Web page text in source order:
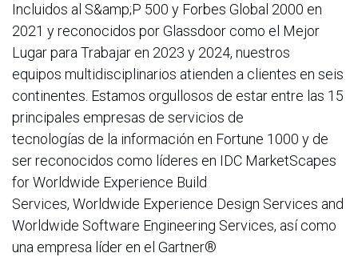
Incluidos al S&amp;P 500 y Forbes Global 2000 en
2021 y reconocidos por Glassdoor como el Mejor
Lugar para Trabajar en 2023 y 2024, nuestros
equipos multidisciplinarios atienden a clientes en seis
continentes. Estamos orgullosos de estar entre las 15
principales empresas de servicios de
tecnologías de la información en Fortune 1000 y de
ser reconocidos como líderes en IDC MarketScapes
for Worldwide Experience Build
Services, Worldwide Experience Design Services and
Worldwide Software Engineering Services, así como
una empresa líder en el Gartner®